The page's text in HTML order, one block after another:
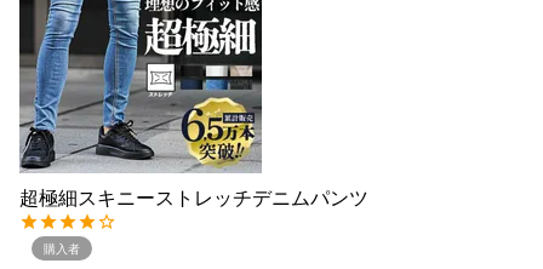
超極細スキニーストレッチデニムパンツ
購入者